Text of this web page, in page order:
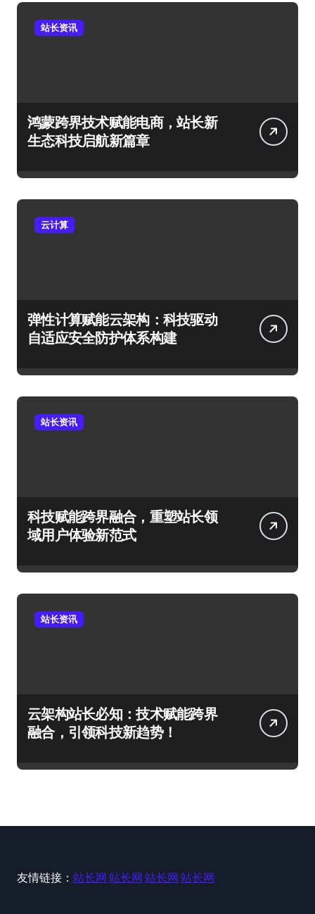
站长资讯
鸿蒙跨界技术赋能电商，站长新
生态科技启航新篇章
云计算
弹性计算赋能云架构：科技驱动
自适应安全防护体系构建
站长资讯
科技赋能跨界融合，重塑站长领
域用户体验新范式
站长资讯
云架构站长必知：技术赋能跨界
融合，引领科技新趋势！
友情链接： 站长网 站长网 站长网 站长网